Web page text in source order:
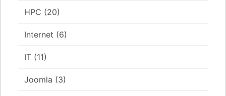
HPC (20)
Internet (6)
IT (11)
Joomla (3)